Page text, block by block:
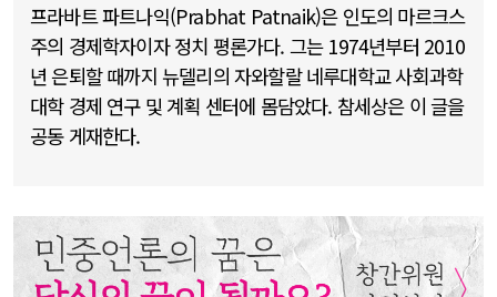
프라바트 파트나익(Prabhat Patnaik)은 인도의 마르크스
주의 경제학자이자 정치 평론가다. 그는 1974년부터 2010
년 은퇴할 때까지 뉴델리의 자와할랄 네루대학교 사회과학
대학 경제 연구 및 계획 센터에 몸담았다. 참세상은 이 글을
공동 게재한다.